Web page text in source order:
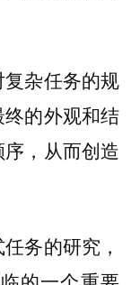
杂任务的规
的外观和结
，从而创造
务的研究，